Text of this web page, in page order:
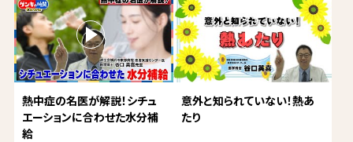
熱中症の名医が解説！シチュ
エーションに合わせた水分補
給
意外と知られていない！熱あ
たり